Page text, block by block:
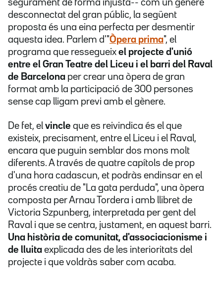
segurament de forma injusta-- com un gènere
desconnectat del gran públic, la següent
proposta és una eina perfecta per desmentir
aquesta idea. Parlem d'"Òpera prima", el
programa que ressegueix el projecte d'unió
entre el Gran Teatre del Liceu i el barri del Raval
de Barcelona per crear una òpera de gran
format amb la participació de 300 persones
sense cap lligam previ amb el gènere.
De fet, el vincle que es reivindica és el que
existeix, precisament, entre el Liceu i el Raval,
encara que puguin semblar dos mons molt
diferents. A través de quatre capítols de prop
d'una hora cadascun, et podràs endinsar en el
procés creatiu de "La gata perduda", una òpera
composta per Arnau Tordera i amb llibret de
Victoria Szpunberg, interpretada per gent del
Raval i que se centra, justament, en aquest barri.
Una història de comunitat, d'associacionisme i
de lluita explicada des de les interioritats del
projecte i que voldràs saber com acaba.